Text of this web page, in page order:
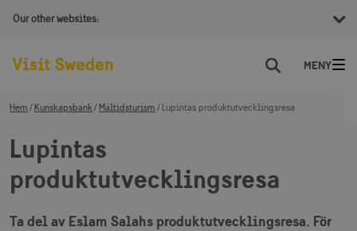
Our other websites:
Sök
Hem Kunskapsbank Måltidsturism Lupintas produktutvecklingsresa
Lupintas
produktutvecklingsresa
Ta del av Eslam Salahs produktutvecklingsresa. För